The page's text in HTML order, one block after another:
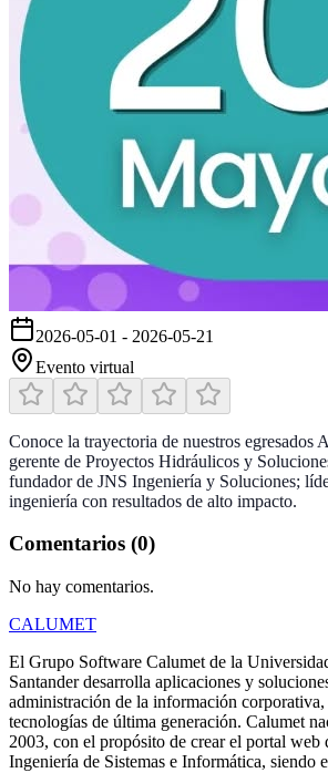
2026-05-01 - 2026-05-21
Evento virtual
Conoce la trayectoria de nuestros egresados
gerente de Proyectos Hidráulicos y
fundador de JNS Ingeniería y Soluciones;
ingeniería con resultados de alto impacto.
Comentarios (0)
No hay comentarios.
CALUMET
El Grupo Software Calumet de la
Santander desarrolla aplicaciones y
administración de la información corporativa,
tecnologías de última generación. Calumet
2003, con el propósito de crear el portal web
Ingeniería de Sistemas e Informática, siendo